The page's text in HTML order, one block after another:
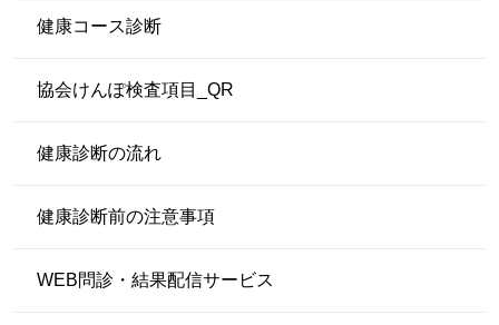
健康コース診断
協会けんぽ検査項目_QR
健康診断の流れ
健康診断前の注意事項
WEB問診・結果配信サービス